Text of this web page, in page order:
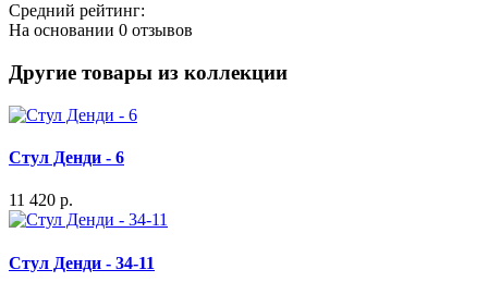
Средний рейтинг:
На основании 0 отзывов
Другие товары из коллекции
Стул Денди - 6
11 420 р.
Стул Денди - 34-11